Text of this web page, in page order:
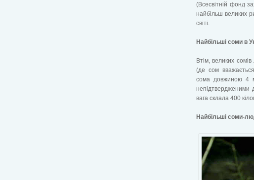
(Всесвітній фонд
найбільш великих
світі.
Найбільші соми в
Втім, великих
(де сом
сома довжиною 4
непідтвердженими
вага склала 400
Найбільші соми-